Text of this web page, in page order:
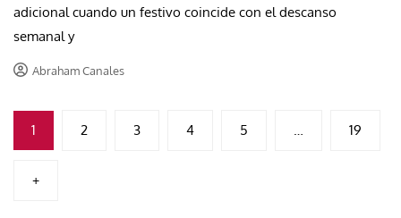
adicional cuando un festivo coincide con el descanso
semanal y
Abraham Canales
Paginación
de
entradas
1 2 3 4 5 … 19
+